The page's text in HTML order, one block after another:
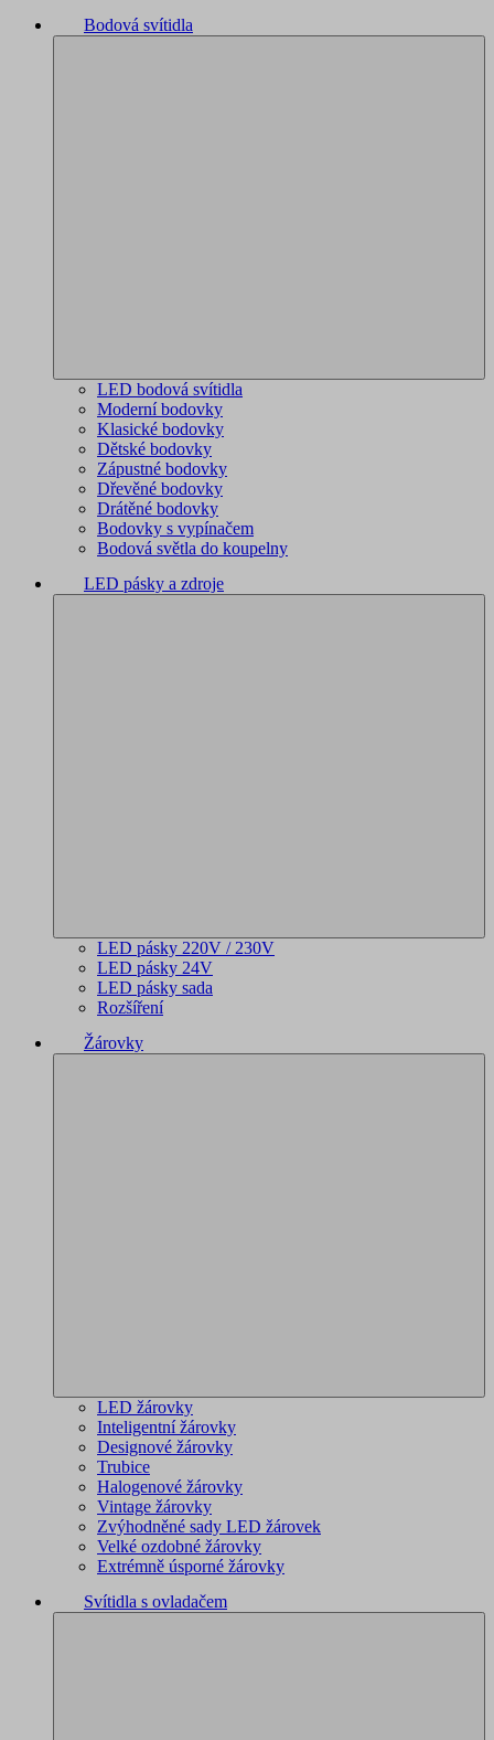
Bodová svítidla
LED bodová svítidla
Moderní bodovky
Klasické bodovky
Dětské bodovky
Zápustné bodovky
Dřevěné bodovky
Drátěné bodovky
Bodovky s vypínačem
Bodová světla do koupelny
LED pásky a zdroje
LED pásky 220V / 230V
LED pásky 24V
LED pásky sada
Rozšíření
Žárovky
LED žárovky
Inteligentní žárovky
Designové žárovky
Trubice
Halogenové žárovky
Vintage žárovky
Zvýhodněné sady LED žárovek
Velké ozdobné žárovky
Extrémně úsporné žárovky
Svítidla s ovladačem